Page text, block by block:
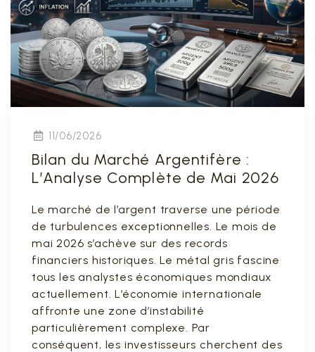
11/06/2026
Bilan du Marché Argentifère :
L’Analyse Complète de Mai 2026
Le marché de l’argent traverse une période
de turbulences exceptionnelles. Le mois de
mai 2026 s’achève sur des records
financiers historiques. Le métal gris fascine
tous les analystes économiques mondiaux
actuellement. L’économie internationale
affronte une zone d’instabilité
particulièrement complexe. Par
conséquent, les investisseurs cherchent des